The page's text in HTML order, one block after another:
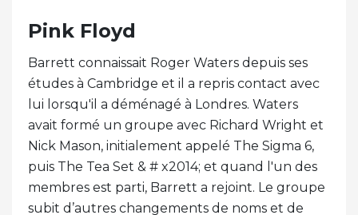
Pink Floyd
Barrett connaissait Roger Waters depuis ses
études à Cambridge et il a repris contact avec
lui lorsqu'il a déménagé à Londres. Waters
avait formé un groupe avec Richard Wright et
Nick Mason, initialement appelé The Sigma 6,
puis The Tea Set & # x2014; et quand l'un des
membres est parti, Barrett a rejoint. Le groupe
subit d’autres changements de noms et de